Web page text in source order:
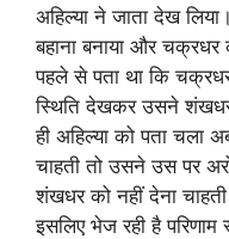
अहिल्या ने जाता देख
बहाना बनाया और चक्रधर
पहले से पता था कि
स्थिति देखकर उसने
ही अहिल्या को पता चला
चाहती तो उसने उस पर
शंखधर को नहीं देना
इसलिए भेज रही है